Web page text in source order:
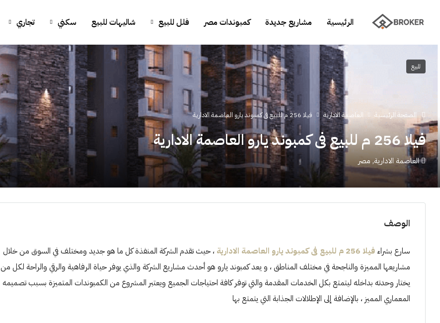
الرئيسية مشاريع جديدة كمبوندات مصر فلل للبيع شاليهات للبيع سكني تجاري
للبيع
الصفحة الرئيسية العاصمة الادارية فيلا 256 م للبيع فى كمبوند يارو العاصمة الادارية
فيلا 256 م للبيع فى كمبوند يارو العاصمة الادارية
العاصمة الادارية, مصر
الوصف
سارع بشراء فيلا 256 م للبيع فى كمبوند يارو العاصمة الادارية
، حيث تقدم الشركة المنفذة كل ما هو جديد ومختلف في السوق من خلال
مشاريعها المميزة والناجحة في مختلف المناطق ، و يعد كمبوند يارو هو أحدث مشاريع الشركة والذي يوفر حياة الرفاهية والرقي والراحة لكل من
يختار وحدته بداخله ليتمتع بكل الخدمات المقدمة والتي توفر كافة احتياجات الجميع ويعتبر المشروع من الكمبوندات المتميزة بسبب تصميمه
المعماري المميز ، بالإضافة إلى الإطلالات الجذابة التي يتمتع بها